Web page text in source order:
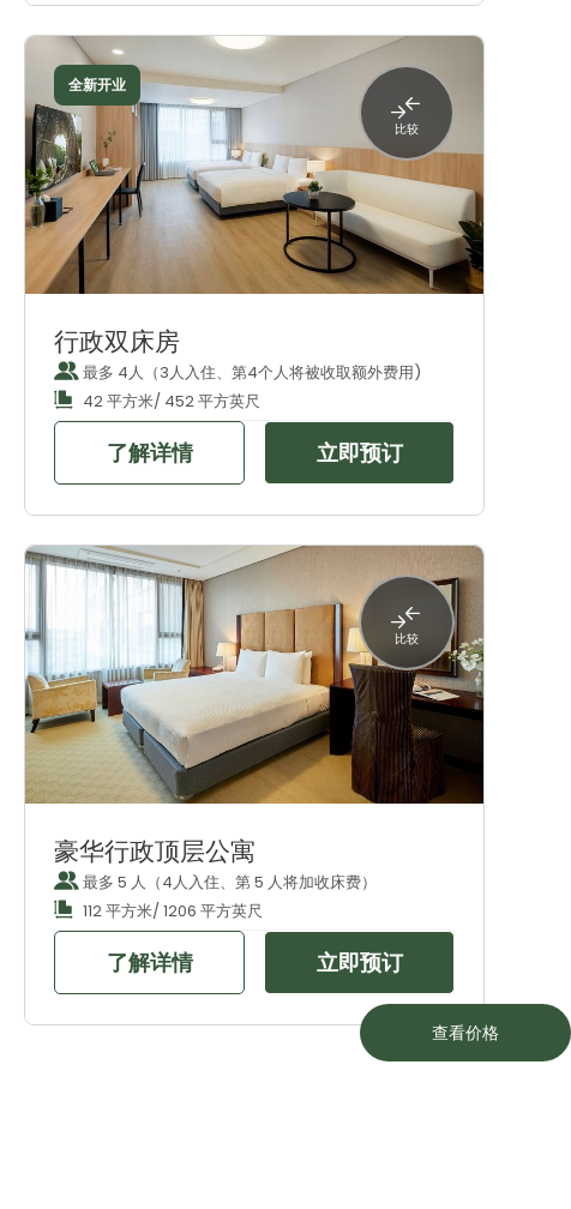
查看价格
全新开业
比较
行政双床房
最多 4人（3人入住、第4个人将被收取额外费用)
42 平方米/ 452 平方英尺
了解详情 立即预订
比较
豪华行政顶层公寓
最多 5 人（4人入住、第 5 人将加收床费）
112 平方米/ 1206 平方英尺
了解详情 立即预订